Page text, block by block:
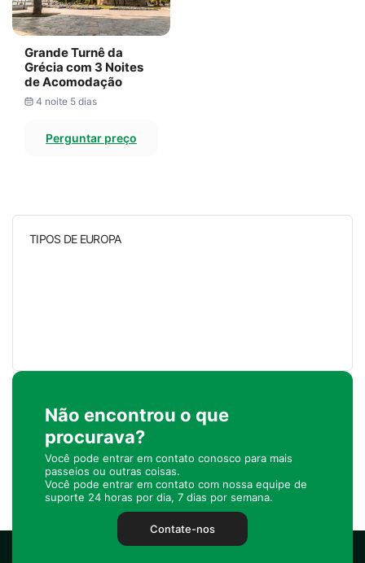
Grande Turnê da
Grécia com 3 Noites
de Acomodação
4 noite 5 dias
Perguntar preço
TIPOS DE EUROPA
Não encontrou o que
procurava?
Você pode entrar em contato conosco para mais
passeios ou outras coisas.
Você pode entrar em contato com nossa equipe de
suporte 24 horas por dia, 7 dias por semana.
Contate-nos